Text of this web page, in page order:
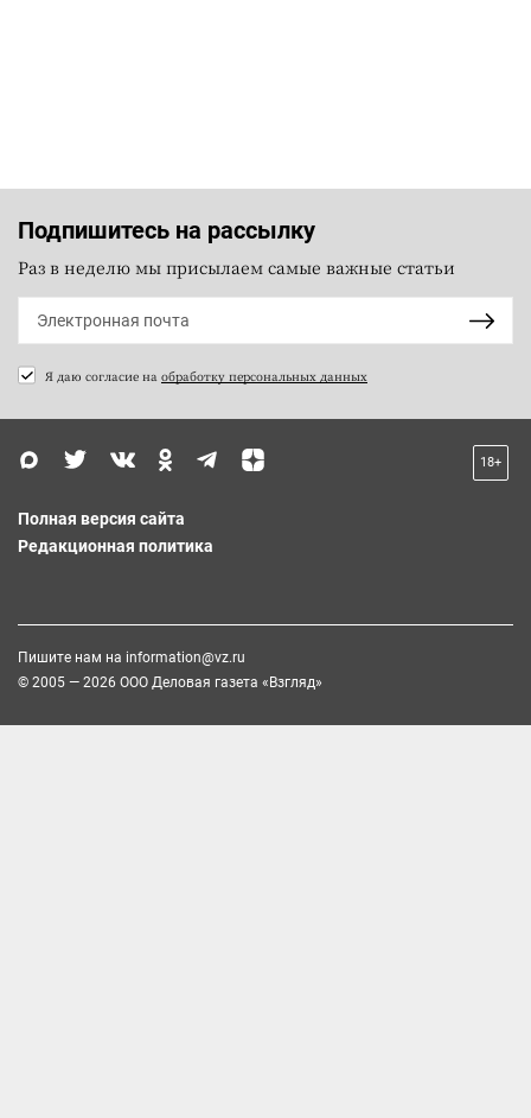
Подпишитесь на рассылку
Раз в неделю мы присылаем самые важные статьи
Я даю согласие на обработку персональных данных
18+
Полная версия сайта
Редакционная политика
Пишите нам на information@vz.ru
© 2005 — 2026 ООО Деловая газета «Взгляд»